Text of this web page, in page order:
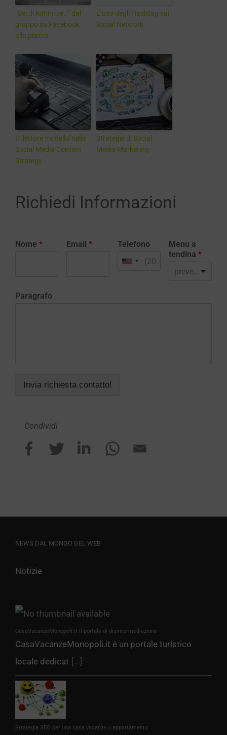
“Sei di Rimini se…” dal
gruppo su Facebook
alla piazza
L’uso degli Hashtag sui
Social Network
Il “lettore modello”nella
Social Media Content
Strategy
Strategie di Social
Media Marketing
Richiedi Informazioni
Nome * Email * Telefono
Menu a
tendina *
preventivo realizzazione sito web
Paragrafo
Invia richiesta contatto!
Condividi
NEWS DAL MONDO DEL WEB
Notizie
CasaVacanzeMonopoli.it il portale di disintermediazione
CasaVacanzeMonopoli.it è un portale turistico
locale dedicat [...]
Strategia SEO per una casa vacanze o appartamento